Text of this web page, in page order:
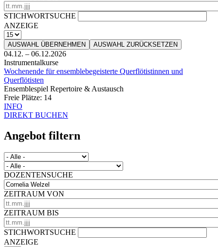
STICHWORTSUCHE
ANZEIGE
AUSWAHL ÜBERNEHMEN AUSWAHL ZURÜCKSETZEN
04.12. – 06.12.2026
Instrumentalkurse
Wochenende für ensemblebegeisterte Querflötistinnen und
Querflötisten
Ensemblespiel Repertoire & Austausch
Freie Plätze: 14
INFO
DIREKT BUCHEN
Angebot filtern
DOZENTENSUCHE
ZEITRAUM VON
ZEITRAUM BIS
STICHWORTSUCHE
ANZEIGE